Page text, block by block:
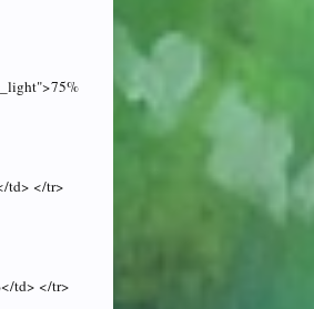
td> </tr>
td> </tr>